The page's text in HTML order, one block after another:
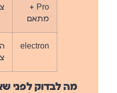
Pro +
מתאם
electron
מה לבדוק לפני